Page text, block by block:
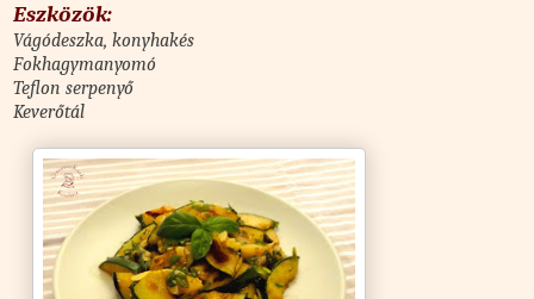
Eszközök:
Vágódeszka, konyhakés
Fokhagymanyomó
Teflon serpenyő
Keverőtál